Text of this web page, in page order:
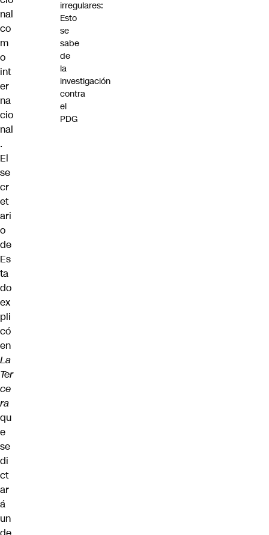
nal
co
m
o
int
er
na
cio
nal
.
El
se
cr
et
ari
o
de
Es
ta
do
ex
pli
có
en
La
Ter
ce
ra
qu
e
se
di
ct
ar
á
un
irregulares:
Esto
se
sabe
de
la
investigación
contra
el
PDG